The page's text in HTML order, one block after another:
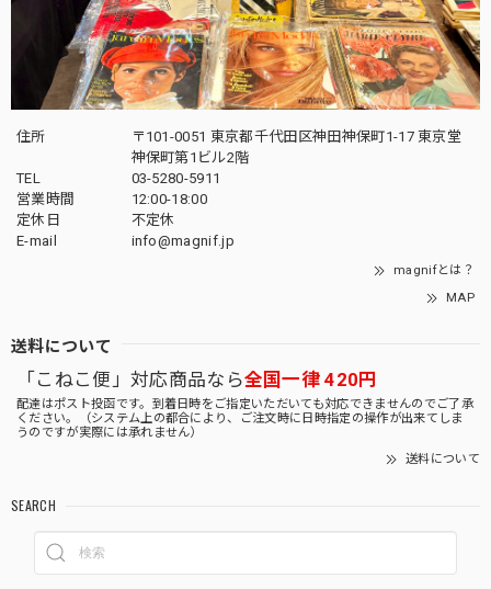
住所
〒101-0051 東京都千代田区神田神保町1-17 東京堂
神保町第1ビル2階
TEL
03-5280-5911
営業時間
12:00-18:00
定休日
不定休
E-mail
info@magnif.jp
magnifとは？
MAP
送料について
「こねこ便」対応商品なら全国一律 420円
配達はポスト投函です。到着日時をご指定いただいても対応できませんのでご了承
ください。（システム上の都合により、ご注文時に日時指定の操作が出来てしま
うのですが実際には承れません）
送料について
SEARCH